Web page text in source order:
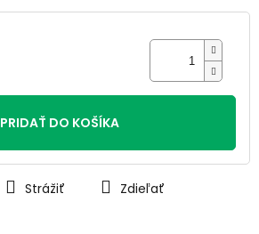
PRIDAŤ DO KOŠÍKA
Strážiť Zdieľať